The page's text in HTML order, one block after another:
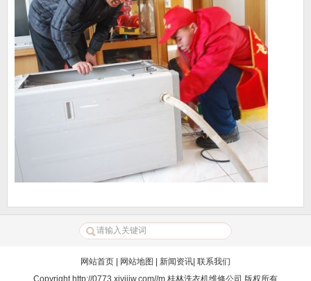
网站首页 | 网站地图 | 新闻资讯| 联系我们
Copyright http://0773.xiyijiw.com//m 桂林洗衣机维修公司 版权所有